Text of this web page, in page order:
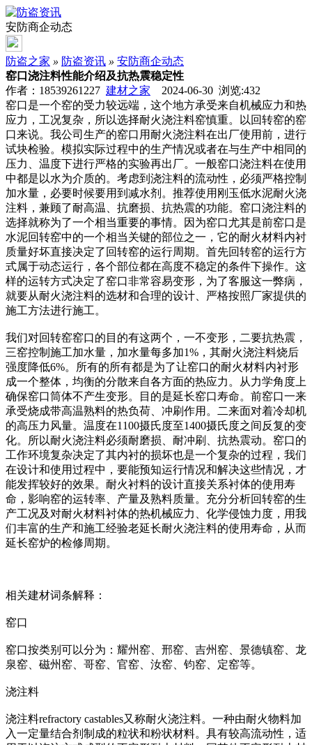
安防商企动态
防盗之家 » 防盗资讯 » 安防商企动态
窑口浇注料性能介绍及抗热震稳定性
作者：18539261227 建材之家 2024-06-30 浏览:432
窑口是一个窑的受力较远端，这个地方承受来自机械应力和热
应力，工况复杂，所以选择耐火浇注料窑慎重。以回转窑的窑
口来说。我公司生产的窑口用耐火浇注料在出厂使用前，进行
试块检验。模拟实际过程中的生产情况或者在与生产中相同的
压力、温度下进行严格的实验再出厂。一般窑口浇注料在使用
中都是以水为介质的。考虑到浇注料的流动性，必须严格控制
加水量，必要时候要用到减水剂。推荐使用刚玉低水泥耐火浇
注料，兼顾了耐高温、抗磨损、抗热震的功能。窑口浇注料的
选择就称为了一个相当重要的事情。因为窑口尤其是前窑口是
水泥回转窑中的一个相当关键的部位之一，它的耐火材料内衬
质量好坏直接决定了回转窑的运行周期。首先回转窑的运行方
式属于动态运行，各个部位都在高度不稳定的条件下操作。这
样的运转方式决定了窑口非常容易变形，为了客服这一弊病，
就要从耐火浇注料的选材和合理的设计、严格按照厂家提供的
施工方法进行施工。
我们对回转窑窑口的目的有这两个，一不变形，二要抗热震，
三窑控制施工加水量，加水量每多加1%，其耐火浇注料烧后
强度降低6%。所有的所有都是为了让窑口的耐火材料内衬形
成一个整体，均衡的分散来自各方面的热应力。从力学角度上
确保窑口筒体不产生变形。目的是延长窑口寿命。前窑口一来
承受烧成带高温熟料的热负荷、冲刷作用。二来面对着冷却机
的高压力风量。温度在1100摄氏度至1400摄氏度之间反复的变
化。所以耐火浇注料必须耐磨损、耐冲刷、抗热震动。窑口的
工作环境复杂决定了其内衬的损坏也是一个复杂的过程，我们
在设计和使用过程中，要能预知运行情况和解决这些情况，才
能发挥较好的效果。耐火衬料的设计直接关系衬体的使用寿
命，影响窑的运转率、产量及熟料质量。充分分析回转窑的生
产工况及对耐火材料衬体的热机械应力、化学侵蚀力度，用我
们丰富的生产和施工经验老延长耐火浇注料的使用寿命，从而
延长窑炉的检修周期。
相关建材词条解释：
窑口
窑口按类别可以分为：耀州窑、邢窑、吉州窑、景德镇窑、龙
泉窑、磁州窑、哥窑、官窑、汝窑、钧窑、定窑等。
浇注料
浇注料refractory castables又称耐火浇注料。一种由耐火物料加
入一定量结合剂制成的粒状和粉状材料。具有较高流动性，适